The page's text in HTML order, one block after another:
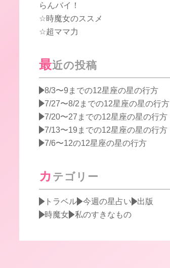
らんバイ！
時魔女のススメ
超ママ力
最近の投稿
8/3〜9までの12星座の星の行方
7/27〜8/2までの12星座の星の行方
7/20〜27までの12星座の星の行方
7/13〜19までの12星座の星の行方
7/6〜12の12星座の星の行方
カ テゴリー
トラベル 今週の星占い
出版
時魔女
私のすきなもの